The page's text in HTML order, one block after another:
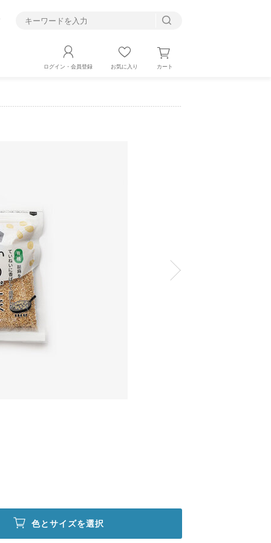
ログイン・会員登録 お気に入り カート
色とサイズを選択